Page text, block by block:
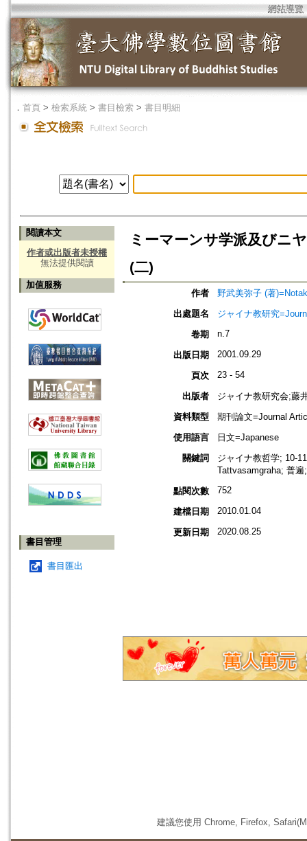
網站導覽
． 首頁 > 檢索系統 > 書目檢索 > 書目明細
閱讀本文
作者或出版者未授權
無法提供閱讀
加值服務
書目管理
書目匯出
ミーマーンサ学派及びニ
(二)
作者
野武美弥子 (著
出處題名
ジャイナ教研究
卷期
n.7
出版日期 2001.09.29
頁次 23 - 54
出版者
ジャイナ教研究会;藤
資料類型
期刊論文=Journal
使用語言
日文=Japanese
關鍵詞
ジャイナ教哲学; 10-
Tattvasamgraha; 普
點閱次數
752
建檔日期 2010.01.04
更新日期 2020.08.25
建議您使用 Chrome, Firefox,